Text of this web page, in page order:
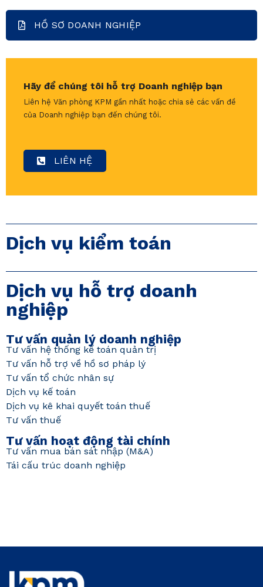
HỒ SƠ DOANH NGHIỆP
Hãy để chúng tôi hỗ trợ Doanh nghiệp bạn
Liên hệ Văn phòng KPM gần nhất hoặc chia sẻ các vấn đề
của Doanh nghiệp bạn đến chúng tôi.
LIÊN HỆ
Dịch vụ kiểm toán
Dịch vụ hỗ trợ doanh
nghiệp
Tư vấn quản lý doanh nghiệp
Tư vấn hệ thống kế toán quản trị
Tư vấn hỗ trợ về hồ sơ pháp lý
Tư vấn tổ chức nhân sự
Dịch vụ kế toán
Dịch vụ kê khai quyết toán thuế
Tư vấn thuế
Tư vấn hoạt động tài chính
Tư vấn mua bán sát nhập (M&A)
Tái cấu trúc doanh nghiệp